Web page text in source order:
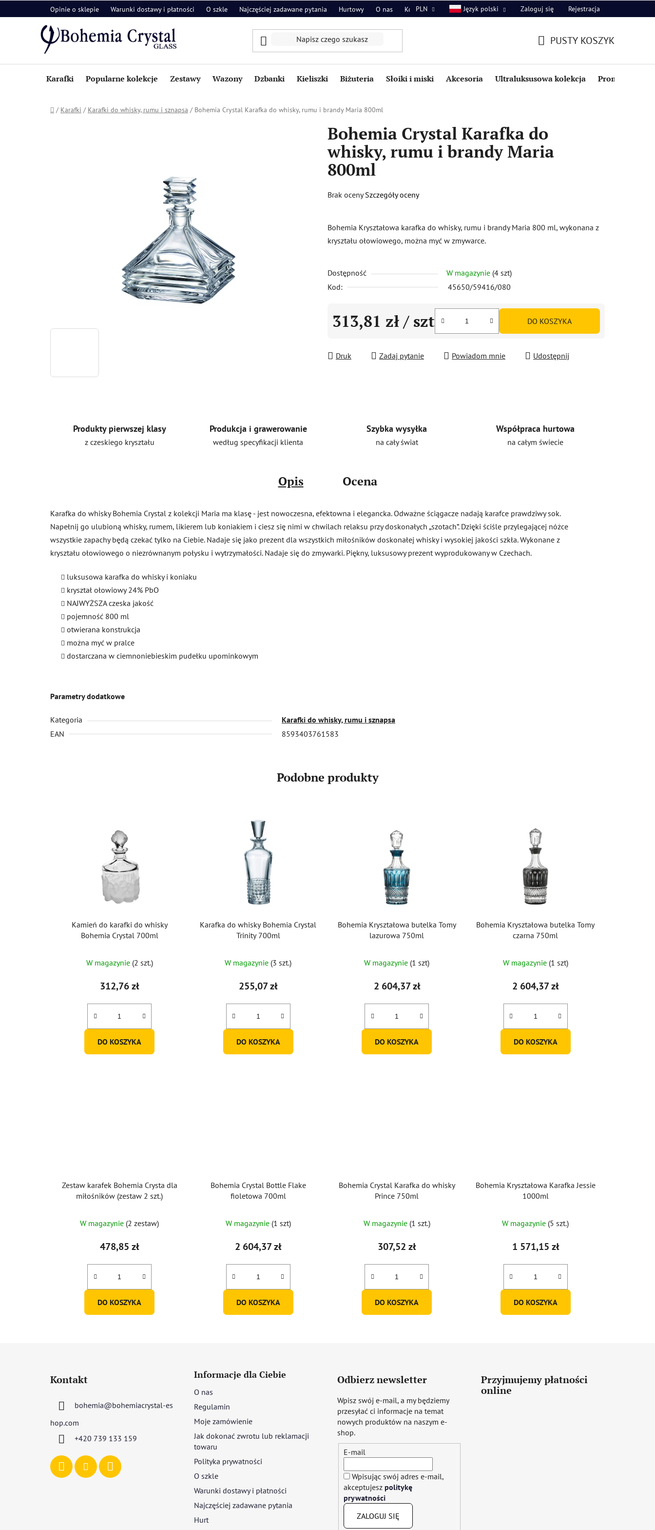
do
Opinie o sklepie Warunki dostawy i płatności O szkle Najczęściej zadawane pytania Hurtowy O nas Kontakt
PLN Język polski Zaloguj się Rejestracja
PUSTY KOSZYK
Karafki Popularne kolekcje Zestawy Wazony Dzbanki Kieliszki Biżuteria Słoiki i miski Akcesoria Ultraluksusowa kolekcja Promocje i
Home
/ Karafki / Karafki do whisky, rumu i sznapsa / Bohemia Crystal Karafka do whisky, rumu i brandy Maria 800ml
Bohemia Crystal Karafka do
whisky, rumu i brandy Maria
800ml
Średnia
wynosi
0,0
5
gwiazdek.
Brak oceny Szczegóły oceny
Bohemia Kryształowa karafka do whisky, rumu i brandy Maria 800 ml, wykonana z
kryształu ołowiowego, można myć w zmywarce.
Dostępność W magazynie (4 szt)
Kod:
45650/59416/080
313,81 zł / szt DO KOSZYKA
Druk Zadaj pytanie Powiadom mnie Udostępnij
Produkty pierwszej klasy
z czeskiego kryształu
Produkcja i grawerowanie
według specyfikacji klienta
Szybka wysyłka
na cały świat
Współpraca hurtowa
na całym świecie
Opis Ocena
Karafka do whisky Bohemia Crystal z kolekcji Maria ma klasę - jest nowoczesna, efektowna i elegancka. Odważne ściągacze nadają karafce prawdziwy sok.
Napełnij go ulubioną whisky, rumem, likierem lub koniakiem i ciesz się nimi w chwilach relaksu przy doskonałych „szotach”. Dzięki ściśle przylegającej nóżce
wszystkie zapachy będą czekać tylko na Ciebie. Nadaje się jako prezent dla wszystkich miłośników doskonałej whisky i wysokiej jakości szkła. Wykonane z
kryształu ołowiowego o niezrównanym połysku i wytrzymałości. Nadaje się do zmywarki. Piękny, luksusowy prezent wyprodukowany w Czechach.
luksusowa karafka do whisky i koniaku
kryształ ołowiowy 24% PbO
NAJWYŻSZA czeska jakość
pojemność 800 ml
otwierana konstrukcja
można myć w pralce
dostarczana w ciemnoniebieskim pudełku upominkowym
Parametry dodatkowe
Kategoria
Karafki do whisky, rumu i sznapsa
EAN
8593403761583
Podobne produkty
Kamień do karafki do whisky
Bohemia Crystal 700ml
ocena
produktu
5,0
na
gwiazdek.
W magazynie (2 szt.)
312,76 zł
DO KOSZYKA
Karafka do whisky Bohemia Crystal
Trinity 700ml
W magazynie (3 szt.)
255,07 zł
DO KOSZYKA
Bohemia Kryształowa butelka Tomy
lazurowa 750ml
W magazynie (1 szt)
2 604,37 zł
DO KOSZYKA
Bohemia Kryształowa butelka Tomy
czarna 750ml
W magazynie (1 szt)
2 604,37 zł
DO KOSZYKA
Zestaw karafek Bohemia Crysta dla
miłośników (zestaw 2 szt.)
ocena
produktu
4,0
na
gwiazdek.
W magazynie (2 zestaw)
478,85 zł
DO KOSZYKA
Bohemia Crystal Bottle Flake
fioletowa 700ml
W magazynie (1 szt)
2 604,37 zł
DO KOSZYKA
Bohemia Crystal Karafka do whisky
Prince 750ml
W magazynie (1 szt.)
307,52 zł
DO KOSZYKA
Bohemia Kryształowa Karafka Jessie
1000ml
W magazynie (5 szt.)
1 571,15 zł
DO KOSZYKA
Kontakt
bohemia@bohemiacrystal-es
hop.com
+420 739 133 159
Informacje dla Ciebie
O nas
Regulamin
Moje zamówienie
Jak dokonać zwrotu lub reklamacji
towaru
Polityka prywatności
O szkle
Warunki dostawy i płatności
Najczęściej zadawane pytania
Hurt
Odbierz newsletter
Wpisz swój e-mail, a my będziemy
przesyłać ci informacje na temat
nowych produktów na naszym e-
shop.
E-mail
Wpisując swój adres e-mail,
akceptujesz politykę
prywatności
ZALOGUJ SIĘ
Przyjmujemy płatności
online